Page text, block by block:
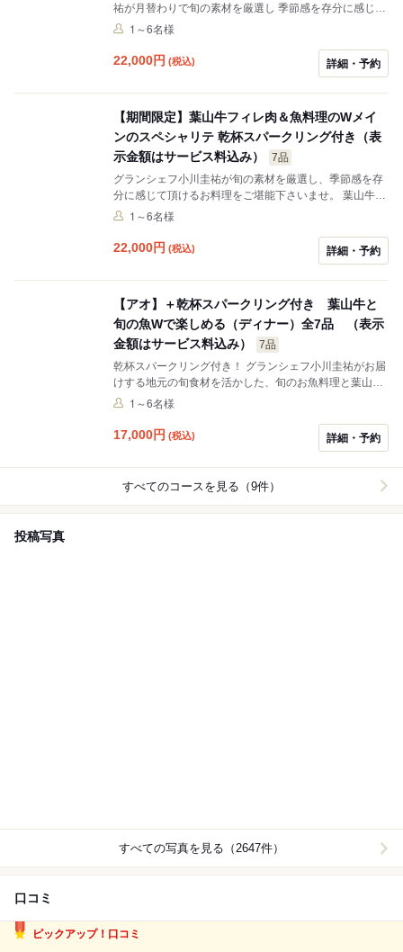
祐が月替わりで旬の素材を厳選し 季節感を存分に感じて
頂けるお料理をご堪能下さいませ。 葉山牛や地元で水揚
その時期ならではの調理法で一皿に仕上げています。 デ
ート、記念日、お誕生日など、お相手との特別な1日に
1～6名様
22,000円 (税込) 詳細・予約
【期間限定】葉山牛フィレ肉＆魚料理のWメイ
ンのスペシャリテ 乾杯スパークリング付き（表
示金額はサービス料込み）
7品
グランシェフ小川圭祐が旬の素材を厳選し、季節感を存
分に感じて頂けるお料理をご堪能下さいませ。 葉山牛や
地元で水揚げされた鮮魚を中心に、旬の鮮魚をシェフが
います。 デート、記念日、お誕生日など、お相手との特
1～6名様
22,000円 (税込) 詳細・予約
【アオ】＋乾杯スパークリング付き 葉山牛と
旬の魚Wで楽しめる（ディナー）全7品 （表示
金額はサービス料込み）
7品
乾杯スパークリング付き！ グランシェフ小川圭祐がお届
けする地元の旬食材を活かした、旬のお魚料理と葉山牛
を両方お楽しみいただけるフルコース。
1～6名様
17,000円 (税込) 詳細・予約
すべてのコースを見る（9件）
投稿写真
すべての写真を見る（2647件）
口コミ
ピックアップ！口コミ